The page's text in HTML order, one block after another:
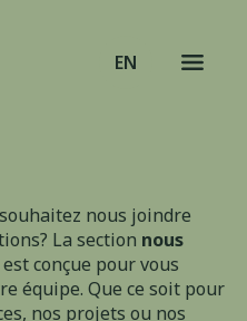
EN
nous joindre
La section nous
est conçue pour vous
équipe. Que ce soit pour
nos projets ou nos